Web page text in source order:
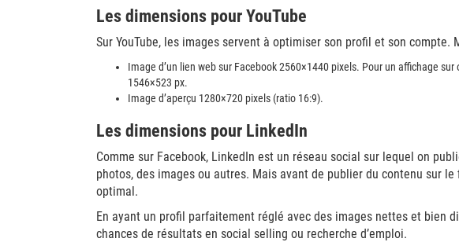
Les dimensions pour YouTube
Sur YouTube, les images servent à optimiser son profil et son compte.
Image d’un lien web sur Facebook 2560×1440 pixels. Pour un affichage
1546×523 px.
Image d’aperçu 1280×720 pixels (ratio 16:9).
Les dimensions pour LinkedIn
Comme sur Facebook, LinkedIn est un réseau social sur lequel on
photos, des images ou autres. Mais avant de publier du contenu sur
optimal.
En ayant un profil parfaitement réglé avec des images nettes et bien
chances de résultats en social selling ou recherche d’emploi.